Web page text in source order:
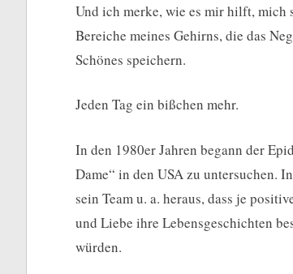
Und ich merke, wie es mir hilft, mich
Bereiche meines Gehirns, die das
Schönes speichern.
Jeden Tag ein bißchen mehr.
In den 1980er Jahren begann der
Dame“ in den USA zu untersuchen.
sein Team u. a. heraus, dass je
und Liebe ihre Lebensgeschichten
würden.